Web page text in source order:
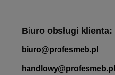
Biuro obsługi klienta:
biuro@profesmeb.pl
handlowy@profesmeb.pl